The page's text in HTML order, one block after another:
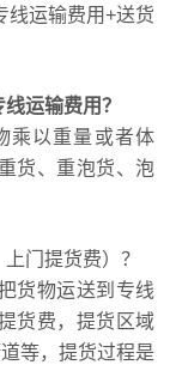
线运输费用+送货
运输费用？
乘以重量或者体
货、重泡货、泡
门提货费）？
货物运送到专线
货费，提货区域
等，提货过程是